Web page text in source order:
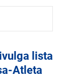
lista
Atleta